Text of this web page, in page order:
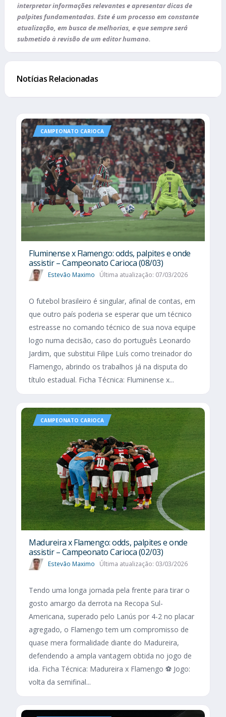
interpretar informações relevantes e apresentar dicas de
palpites fundamentadas. Este é um processo em constante
atualização, em busca de melhorias, e que sempre será
submetido à revisão de um editor humano.
Notícias Relacionadas
CAMPEONATO CARIOCA
Fluminense x Flamengo: odds, palpites e onde
assistir – Campeonato Carioca (08/03)
Estevão Maximo Última atualização: 07/03/2026
O futebol brasileiro é singular, afinal de contas, em
que outro país poderia se esperar que um técnico
estreasse no comando técnico de sua nova equipe
logo numa decisão, caso do português Leonardo
Jardim, que substitui Filipe Luís como treinador do
Flamengo, abrindo os trabalhos já na disputa do
título estadual. Ficha Técnica: Fluminense x...
CAMPEONATO CARIOCA
Madureira x Flamengo: odds, palpites e onde
assistir – Campeonato Carioca (02/03)
Estevão Maximo Última atualização: 03/03/2026
Tendo uma longa jornada pela frente para tirar o
gosto amargo da derrota na Recopa Sul-
Americana, superado pelo Lanús por 4-2 no placar
agregado, o Flamengo tem um compromisso de
quase mera formalidade diante do Madureira,
defendendo a ampla vantagem obtida no jogo de
ida. Ficha Técnica: Madureira x Flamengo ⚽ Jogo:
volta da semifinal...